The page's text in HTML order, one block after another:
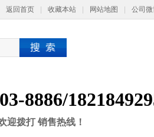
返回首页 收藏本站 网站地图 公司
8886/1
迎拨打 销售热线！